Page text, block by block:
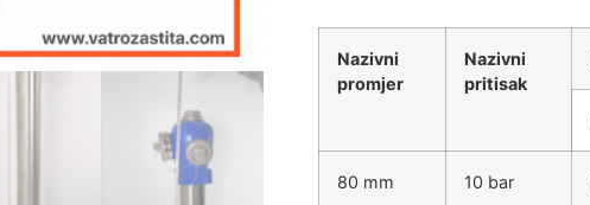
Nazivni
promjer
Nazivni
pritisak
80 mm 10 bar